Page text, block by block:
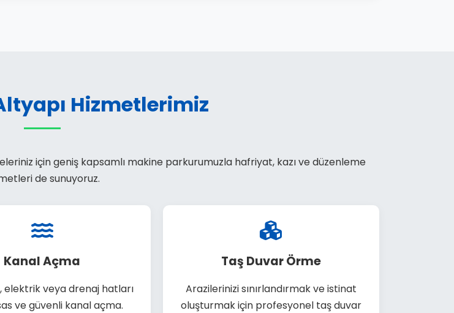
Hizmetlerimiz
için geniş kapsamlı makine parkurumuzla hafriyat, kazı ve düzenleme
de sunuyoruz.
Kanal Açma
elektrik veya drenaj hatları
ve güvenli kanal açma.
Taş Duvar Örme
Arazilerinizi sınırlandırmak ve istinat
oluşturmak için profesyonel taş duvar